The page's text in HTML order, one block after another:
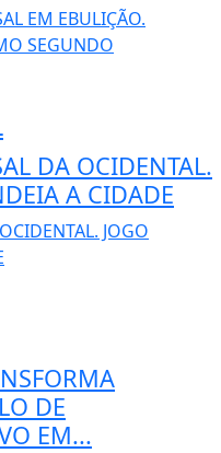
DA OCIDENTAL.
A CIDADE
DE
EM...